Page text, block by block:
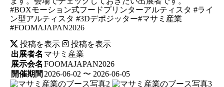
#BOXモーション式フードプリンターアルティスタ #ライ
ン型アルティスタ #3Dデポジッター#マサミ産業
#FOOMAJAPAN2026
投稿を表示
投稿を表示
出展者名 マサミ産業
展示会名 FOOMAJAPAN2026
開催期間 2026-06-02 〜 2026-06-05